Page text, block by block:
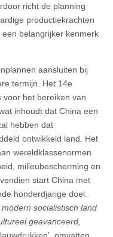
richt de planning
productiekrachten
belangrijker kenmerk
aansluiten bij
termijn. Het 14e
voor het bereiken van
inhoudt dat China een
hebben dat
ontwikkeld land. Het
wereldklassenormen
milieubescherming en
start China met
honderdjarige doel.
socialistisch land
geavanceerd,
omvatten